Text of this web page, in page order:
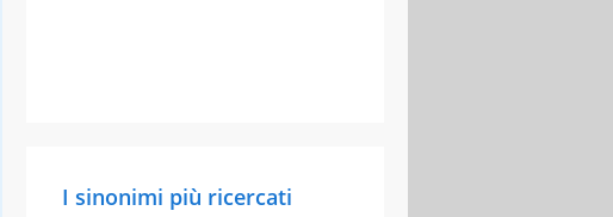
I sinonimi più ricercati